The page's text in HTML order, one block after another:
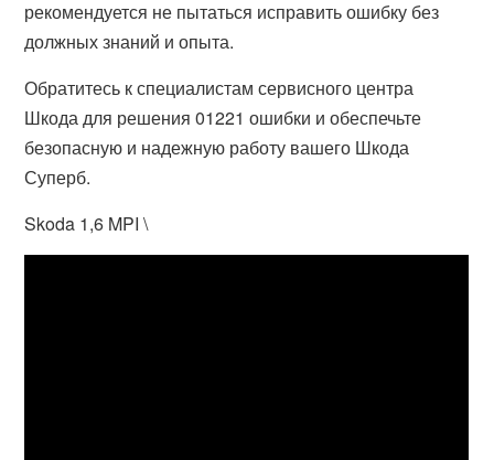
рекомендуется не пытаться исправить ошибку без
должных знаний и опыта.
Обратитесь к специалистам сервисного центра
Шкода для решения 01221 ошибки и обеспечьте
безопасную и надежную работу вашего Шкода
Суперб.
Skoda 1,6 MPI \